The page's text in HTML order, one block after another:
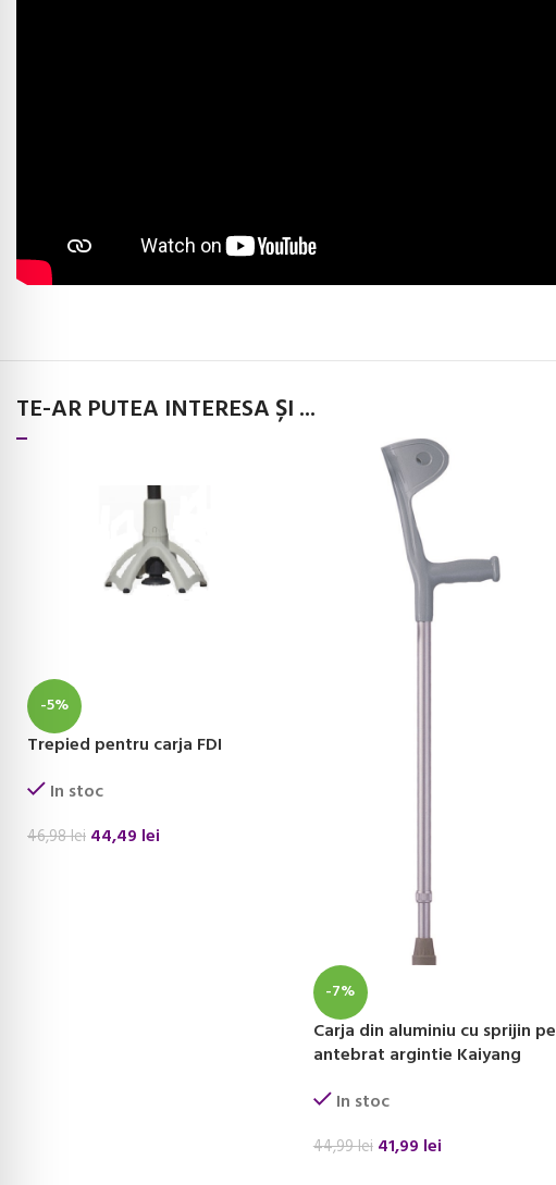
TE-AR PUTEA INTERESA ȘI ...
-5%
Trepied pentru carja FDI
In stoc
46,98lei 44,49 lei
-7%
Carja din aluminiu cu sprijin pe
antebrat argintie Kaiyang
In stoc
44,99lei 41,99 lei